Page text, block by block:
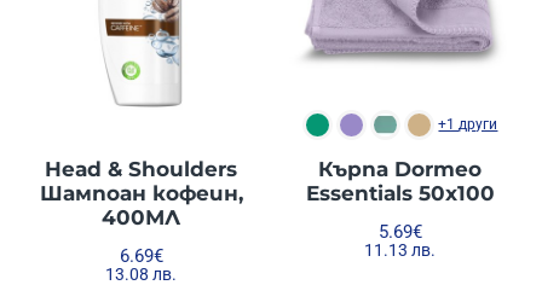
Head & Shoulders
Шампоан кофеин,
400МЛ
6.69€
13.08 лв.
+1 други
Кърпа Dormeo
Essentials 50x100
5.69€
11.13 лв.